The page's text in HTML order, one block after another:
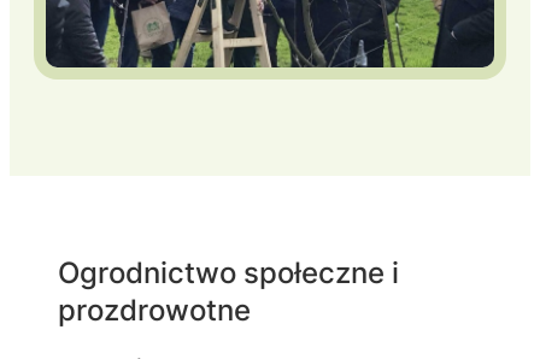
Ogrodnictwo społeczne i
prozdrowotne